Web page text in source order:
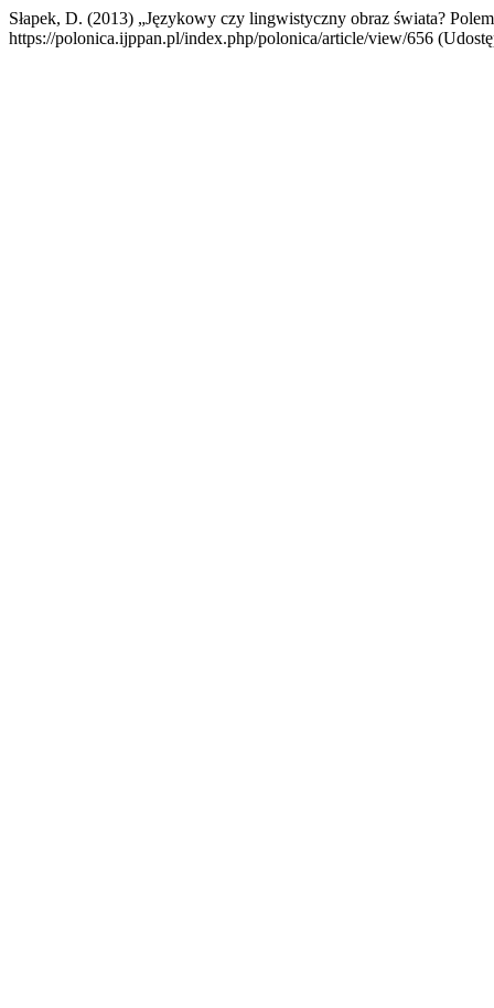
Słapek, D. (2013) „Językowy czy lingwistyczny obraz świata?
https://polonica.ijppan.pl/index.php/polonica/article/view/656